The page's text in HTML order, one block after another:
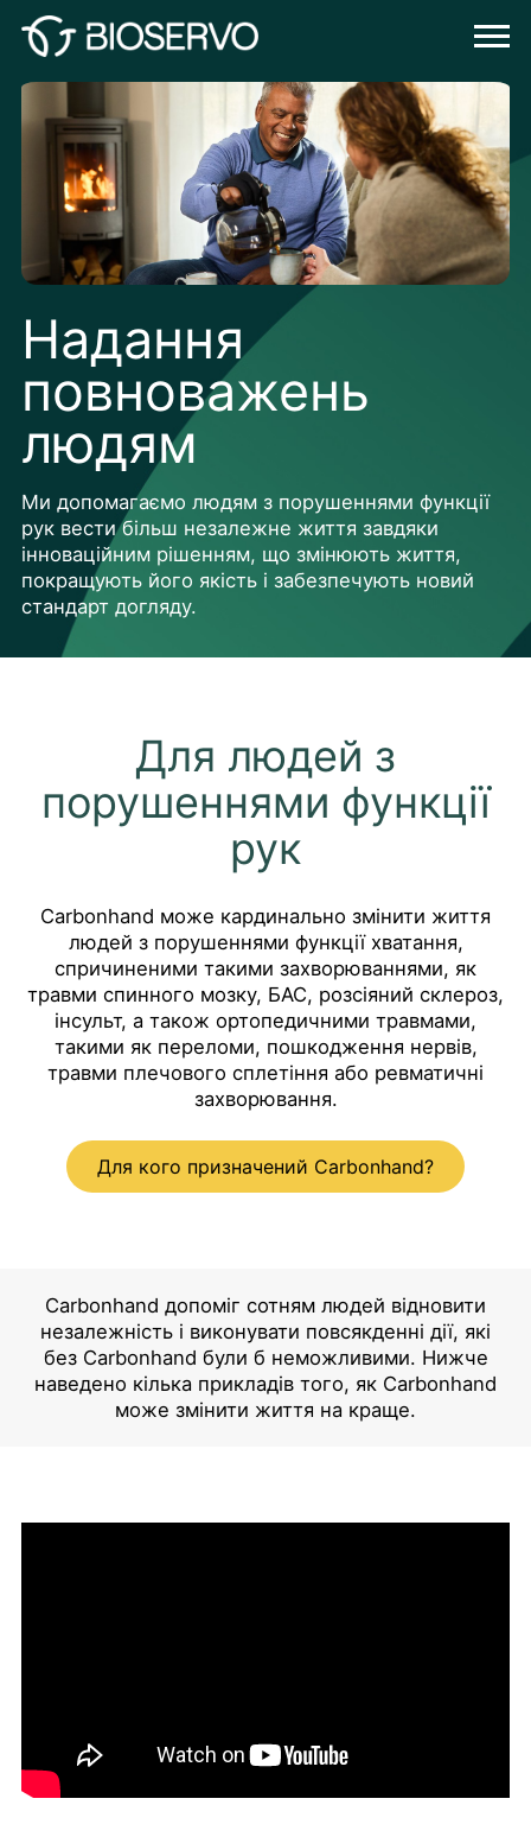
Надання
повноважень
людям
Ми допомагаємо людям з порушеннями функції
рук вести більш незалежне життя завдяки
інноваційним рішенням, що змінюють життя,
покращують його якість і забезпечують новий
стандарт догляду.
Для людей з
порушеннями функції
рук
Carbonhand може кардинально змінити життя
людей з порушеннями функції хватання,
спричиненими такими захворюваннями, як
травми спинного мозку, БАС, розсіяний склероз,
інсульт, а також ортопедичними травмами,
такими як переломи, пошкодження нервів,
травми плечового сплетіння або ревматичні
захворювання.
Для кого призначений Carbonhand?
Carbonhand допоміг сотням людей відновити
незалежність і виконувати повсякденні дії, які
без Carbonhand були б неможливими. Нижче
наведено кілька прикладів того, як Carbonhand
може змінити життя на краще.